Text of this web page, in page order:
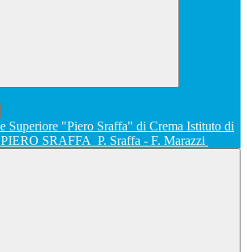
Istituto di
PIERO SRAFFA P. Sraffa - F. Marazzi